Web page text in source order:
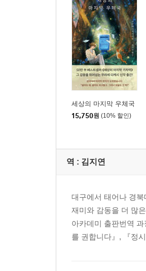
세상의 마지막 우체국
15,750원 (10% 할인)
역 : 김지연
대구에서 태어나 경
재미와 감동을 더 많
아카데미 출판번역
를 권합니다』, 『정